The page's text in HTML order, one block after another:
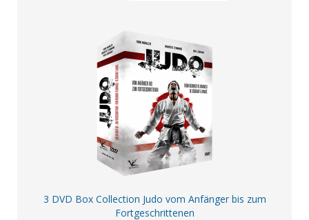
3 DVD Box Collection Judo vom Anfänger bis zum
Fortgeschrittenen